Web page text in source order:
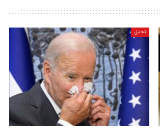
تحلیل